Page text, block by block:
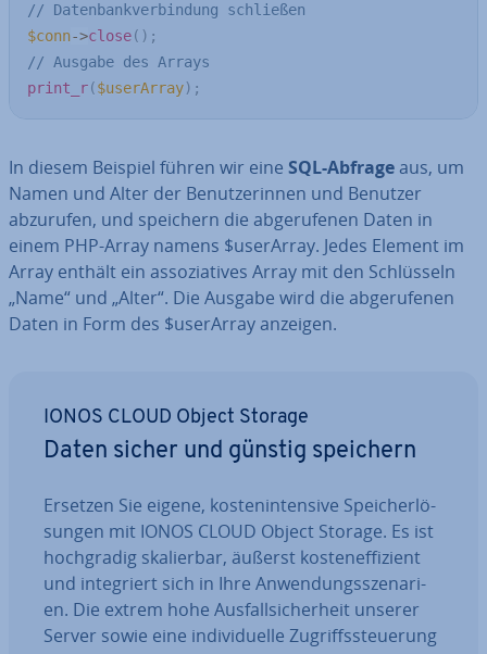
// Datenbankverbindung schließen
$conn->close( ) ;
// Ausgabe des Arrays
print_r($userArray) ;
In diesem Beispiel führen wir eine SQL-Abfrageaus, um
Namen und Alter der Be­nut­ze­rin­nen und Benutzer
abzurufen, und speichern die ab­ge­ru­fe­nen Daten in
einem PHP-Array namens $userArray. Jedes Element im
Array enthält ein as­so­zia­ti­ves Array mit den Schlüs­seln
„Name“ und „Alter“. Die Ausgabe wird die ab­ge­ru­fe­nen
Daten in Form des $userArray anzeigen.
IONOS CLOUD Object Storage
Daten sicher und günstig speichern
Ersetzen Sie eigene, kos­ten­in­ten­si­ve Spei­cher­lö­
sun­gen mit IONOS CLOUD Object Storage. Es ist
hoch­gra­dig ska­lier­bar, äußerst kos­ten­ef­fi­zi­ent
und in­te­griert sich in Ihre An­wen­dungs­sze­na­ri­
en. Die extrem hohe Aus­fall­si­cher­heit unserer
Server sowie eine in­di­vi­du­el­le Zu­griffs­steue­rung